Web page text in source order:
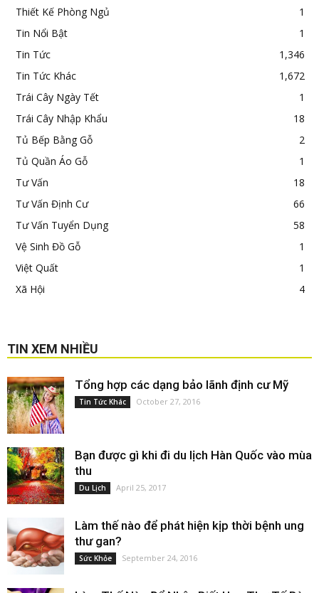
Thiết Kế Phòng Ngủ
1
Tin Nổi Bật
1
Tin Tức
1,346
Tin Tức Khác
1,672
Trái Cây Ngày Tết
1
Trái Cây Nhập Khẩu
18
Tủ Bếp Bằng Gỗ
2
Tủ Quần Áo Gỗ
1
Tư Vấn
18
Tư Vấn Định Cư
66
Tư Vấn Tuyển Dụng
58
Vệ Sinh Đồ Gỗ
1
Việt Quất
1
Xã Hội
4
TIN XEM NHIỀU
Tổng hợp các dạng bảo lãnh định cư Mỹ
Tin Tức Khác October 27, 2016
Bạn được gì khi đi du lịch Hàn Quốc vào mùa
thu
Du Lịch April 25, 2017
Làm thế nào để phát hiện kịp thời bệnh ung
thư gan?
Sức Khỏe September 24, 2016